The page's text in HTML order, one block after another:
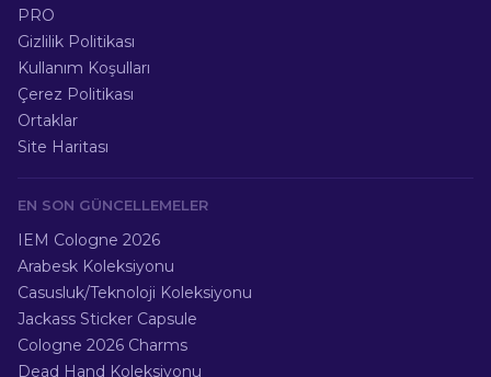
PRO
Gizlilik Politikası
Kullanım Koşulları
Çerez Politikası
Ortaklar
Site Haritası
EN SON GÜNCELLEMELER
IEM Cologne 2026
Arabesk Koleksiyonu
Casusluk/Teknoloji Koleksiyonu
Jackass Sticker Capsule
Cologne 2026 Charms
Dead Hand Koleksiyonu